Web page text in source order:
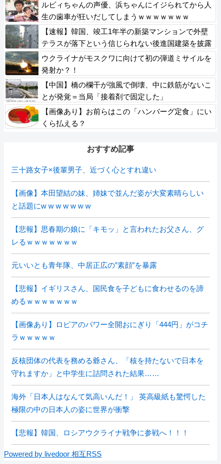
ルビィちゃんの声優、浜ちゃんにイジられてから人
生の歯車が狂いだしてしまうｗｗｗｗｗｗｗ
【速報】韓国、竣工1年半の新築マンションで外壁
テラスが落下という信じられない後進国建築を披露
ウクライナがモスクワに向けて初の弾道ミサイルを
発射か？！
【中国】橋の欄干が強風で倒壊、中に鉄筋がないこ
とが発覚＝当局「接着剤で固定した」
【画像あり】お前らはこの「ハンバーグ定食」にい
くら払える？
おすすめ記事
三十路女子×後輩男子、近づく心とすれ違い
【画像】本田望結の妹、姉妹で並んだ姿が大変素晴らしい
と話題にw w w w w w w
【悲報】思春期の娘に「キモッ」と言われたお父さん、グ
レるｗｗｗｗｗｗｗ
元いいとも青年隊、中居正広の”素顔”を暴露
【悲報】イギリスさん、国民食を子どもに食わせるのを諦
めるｗｗｗｗｗｗｗ
【画像あり】ロピアのパワー全開おにぎり「444円」がコチ
ラｗｗｗｗｗ
反核団体の代表を務める爺さん、「核を持たないで日本を
守れますか」と中学生に詰問された結果……
海外「日本人はなんて気高いんだ！」 英高級紙も驚愕した
極限の中の日本人の姿に世界が衝撃
【悲報】韓国、ロシアウクライナ戦争に参戦へ！！！
Powered by livedoor 相互RSS